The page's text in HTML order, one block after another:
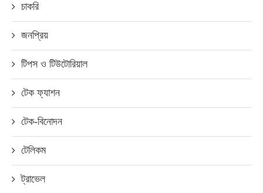
চাকরি
জনপ্রিয়
টিপস ও টিউটোরিয়াল
টেক ফ্যাশন
টেক-বিনোদন
টেলিকম
ট্রাভেল